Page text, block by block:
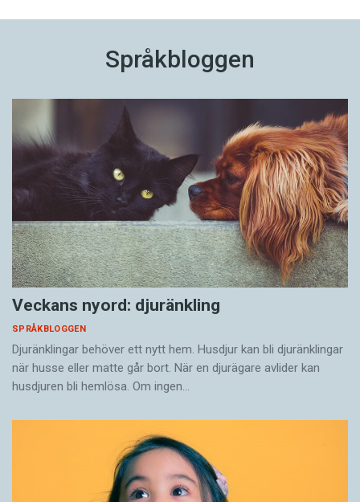
Språkbloggen
Veckans nyord: djuränkling
SPRÅKBLOGGEN
Djuränklingar behöver ett nytt hem. Husdjur kan bli djuränklingar
när husse eller matte går bort. När en djurägare avlider kan
husdjuren bli hemlösa. Om ingen…